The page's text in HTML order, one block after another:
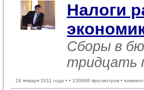
Налоги
Сборы в
тридцать
24 января 2011 года • • 150698 просмотров •